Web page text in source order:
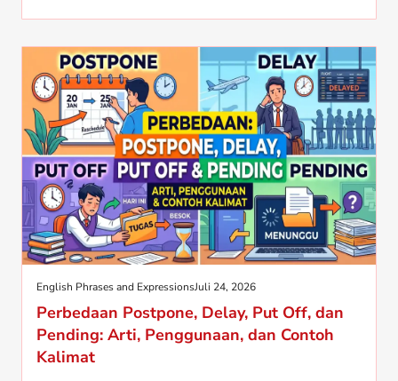
English Phrases and ExpressionsJuli 24, 2026
Perbedaan Postpone, Delay, Put Off, dan
Pending: Arti, Penggunaan, dan Contoh
Kalimat